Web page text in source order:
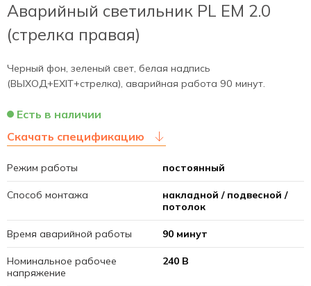
Аварийный светильник PL EM 2.0
(стрелка правая)
Черный фон, зеленый свет, белая надпись
(ВЫХОД+EXIT+стрелка), аварийная работа 90 минут.
Есть в наличии
Скачать спецификацию
Режим работы постоянный
Способ монтажа
накладной / подвесной /
потолок
Время аварийной работы 90 минут
Номинальное рабочее
напряжение
240 В